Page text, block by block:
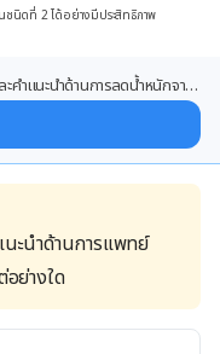
ชนิดที่ 2 ได้อย่างมีประสิทธิภาพ
คำแนะนำด้านการลดน้ำหนักจาก
ะนำด้านการแพทย์
ย่างใด